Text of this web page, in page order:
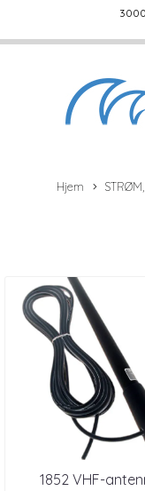
3000
Hjem
1852 VHF-